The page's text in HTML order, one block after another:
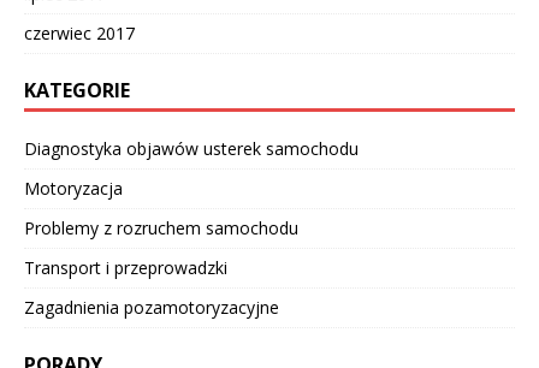
czerwiec 2017
KATEGORIE
Diagnostyka objawów usterek samochodu
Motoryzacja
Problemy z rozruchem samochodu
Transport i przeprowadzki
Zagadnienia pozamotoryzacyjne